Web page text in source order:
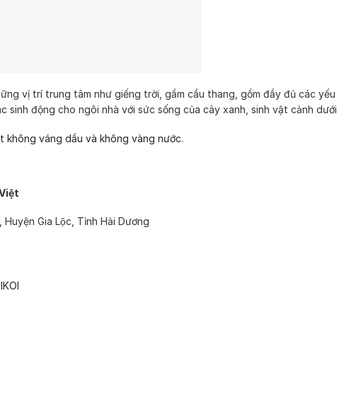
vị trí trung tâm như giếng trời, gầm cầu thang, gồm đầy đủ các yếu
sinh động cho ngôi nhà với sức sống của cây xanh, sinh vật cảnh dưới
không váng dầu và không vàng nước.
Gia Lộc, Tỉnh Hải Dương